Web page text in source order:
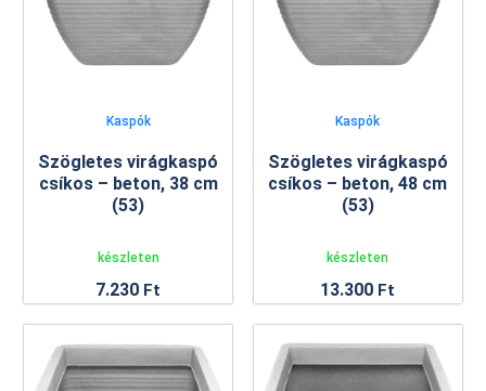
Kaspók
Szögletes virágkaspó
csíkos – beton, 38 cm
(53)
készleten
7.230 Ft
Kaspók
Szögletes virágkaspó
csíkos – beton, 48 cm
(53)
készleten
13.300 Ft